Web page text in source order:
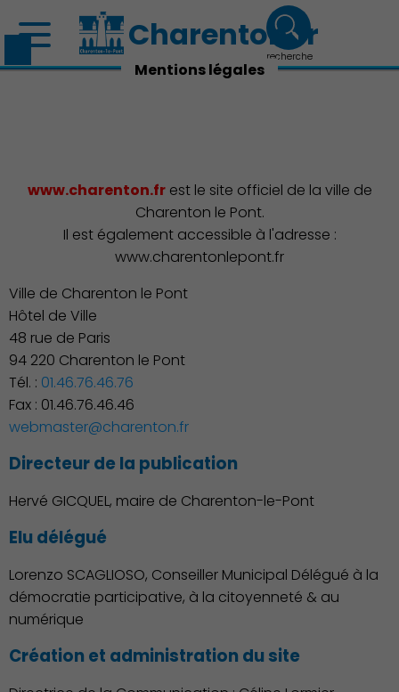
Charenton.fr
recherche
Mentions légales
www.charenton.frest le site officiel de la ville de
Charenton le Pont.
Il est également accessible à l'adresse :
www.charentonlepont.fr
Ville de Charenton le Pont
Hôtel de Ville
48 rue de Paris
94 220 Charenton le Pont
Tél. : 01.46.76.46.76
Fax : 01.46.76.46.46
webmaster@charenton.fr
Directeur de la publication
Hervé GICQUEL, maire de Charenton-le-Pont
Elu délégué
Lorenzo SCAGLIOSO, Conseiller Municipal Délégué à la
démocratie participative, à la citoyenneté & au
numérique
Création et administration du site